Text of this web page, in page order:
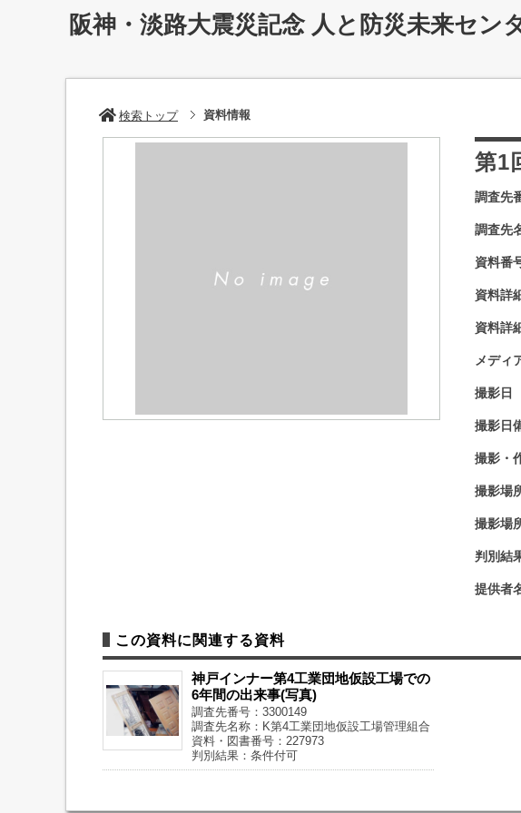
阪神・淡路大震災記念 人と防災未来セ
検索トップ 資料情報
第1
調査先
調査先
資料番
資料詳
資料詳
メディ
撮影日
撮影日
撮影・
撮影場
撮影場
判別結
提供者
この資料に関連する資料
神戸インナー第4工業団地仮設工場での
6年間の出来事(写真)
調査先番号：3300149
調査先名称：K第4工業団地仮設工場管理組合
資料・図書番号：227973
判別結果：条件付可